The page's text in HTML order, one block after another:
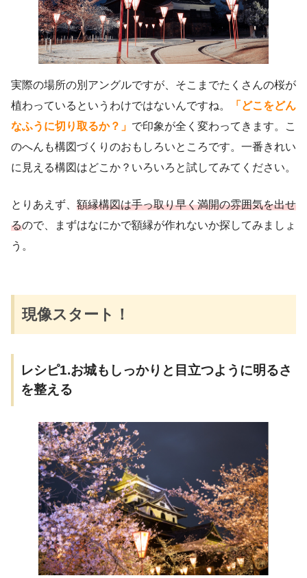
実際の場所の別アングルですが、そこまでたくさんの桜が
植わっているというわけではないんですね。
「どこをどん
なふうに切り取るか？」 で印象が全く変わってきます。こ
のへんも構図づくりのおもしろいところです。一番きれい
に見える構図はどこか？いろいろと試してみてください。
とりあえず、 額縁構図は手っ取り早く満開の雰囲気を出せ
るので、まずはなにかで額縁が作れないか探してみましょ
う。
現像スタート！
レシピ1.お城もしっかりと目立つように明るさ
を整える